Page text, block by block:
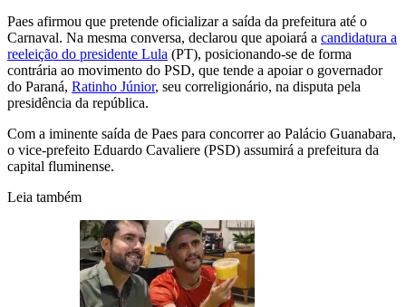
Paes afirmou que pretende oficializar a saída da prefeitura até o
Carnaval. Na mesma conversa, declarou que apoiará a candidatura a
reeleição do presidente Lula (PT), posicionando-se de forma
contrária ao movimento do PSD, que tende a apoiar o governador
do Paraná, Ratinho Júnior, seu correligionário, na disputa pela
presidência da república.
Com a iminente saída de Paes para concorrer ao Palácio Guanabara,
o vice-prefeito Eduardo Cavaliere (PSD) assumirá a prefeitura da
capital fluminense.
Leia também